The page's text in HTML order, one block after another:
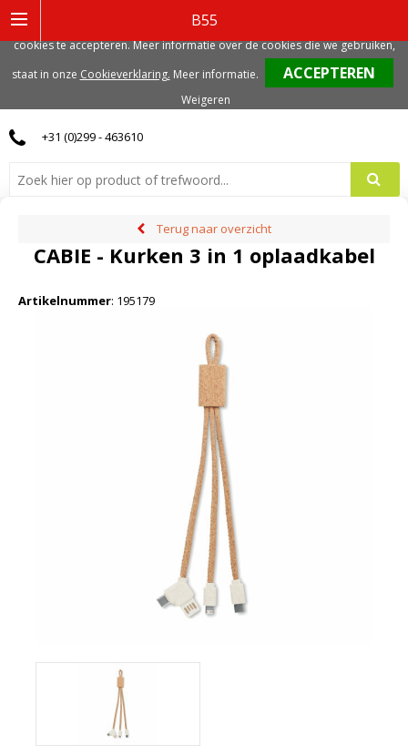
B55
0
+31 (0)299 - 463610
Terug naar overzicht
CABIE - Kurken 3 in 1 oplaadkabel
Artikelnummer: 195179
gerelateerde cookies. Voor de beste gebruikerservaring, adviseren we deze
cookies te accepteren. Meer informatie over de cookies die we gebruiken,
staat in onze Cookieverklaring. Meer informatie.
Weigeren